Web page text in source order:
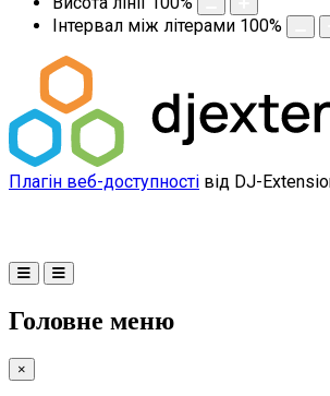
Інтервал між літерами 100%
Плагін веб-доступності від DJ-
Головне меню
×